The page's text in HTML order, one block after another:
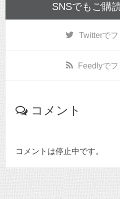
SNSでもご購
Twitterで
Feedlyでフ
コメント
コメントは停止中です。